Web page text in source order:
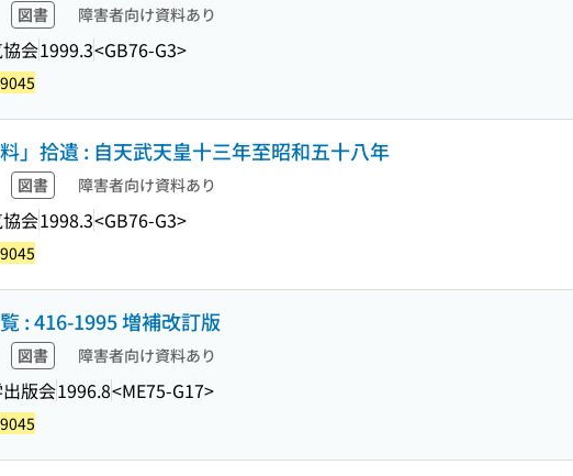
図書 障害者向け資料あり
会1999.3<GB76-G3>
」拾遺 : 自天武天皇十三年至昭和五十八年
図書 障害者向け資料あり
会1998.3<GB76-G3>
: 416-1995 増補改訂版
図書 障害者向け資料あり
版会1996.8<ME75-G17>